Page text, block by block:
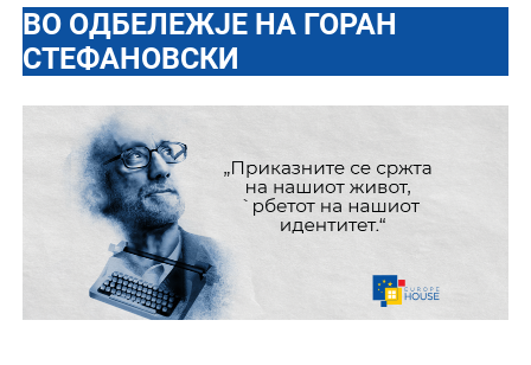
ВО ОДБЕЛЕЖЈЕ НА ГОРАН
СТЕФАНОВСКИ